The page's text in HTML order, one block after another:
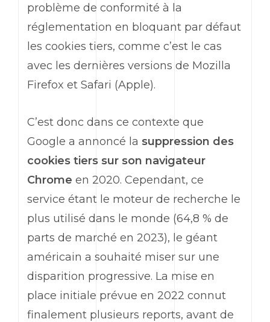
problème de conformité à la
réglementation en bloquant par défaut
les cookies tiers, comme c’est le cas
avec les dernières versions de Mozilla
Firefox et Safari (Apple).
C’est donc dans ce contexte que
Google a annoncé la suppression des
cookies tiers sur son navigateur
Chrome en 2020. Cependant, ce
service étant le moteur de recherche le
plus utilisé dans le monde (64,8 % de
parts de marché en 2023), le géant
américain a souhaité miser sur une
disparition progressive. La mise en
place initiale prévue en 2022 connut
finalement plusieurs reports, avant de